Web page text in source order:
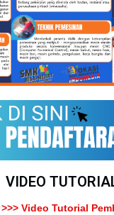
VIDEO
Video Tutorial